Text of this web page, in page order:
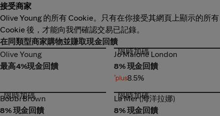
接受商家
Olive Young 的所有 Cookie。只有在你接受其網頁上顯示的所有
Cookie 後，才能向我們確認交易已記錄。
在同類型商家購物並賺取現金回饋
Olive Young
Olive Young
最高4%現金回饋
Jo Malone London
限時加碼
Jo Malone London
8% 現金回饋
8.5%
Bobbi Brown
限時加碼
Bobbi Brown
8% 現金回饋
La Mer (海洋拉娜)
限時加碼
La Mer (海洋拉娜)
8% 現金回饋